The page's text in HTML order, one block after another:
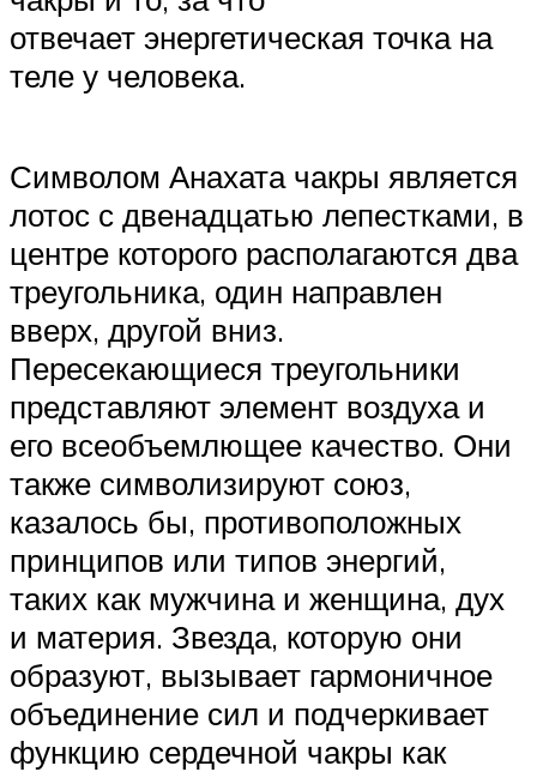
отвечает энергетическая точка на
теле у человека.
Символом Анахата чакры является
лотос с двенадцатью лепестками, в
центре которого располагаются два
треугольника, один направлен
вверх, другой вниз.
Пересекающиеся треугольники
представляют элемент воздуха и
его всеобъемлющее качество. Они
также символизируют союз,
казалось бы, противоположных
принципов или типов энергий,
таких как мужчина и женщина, дух
и материя. Звезда, которую они
образуют, вызывает гармоничное
объединение сил и подчеркивает
функцию сердечной чакры как